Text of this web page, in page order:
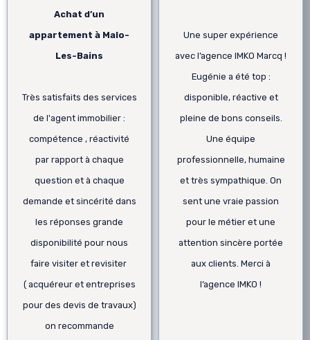
Achat d’un
appartement à Malo-
Les-Bains
Très satisfaits des services
de l'agent immobilier :
compétence , réactivité
par rapport à chaque
question et à chaque
demande et sincérité dans
les réponses grande
disponibilité pour nous
faire visiter et revisiter
( acquéreur et entreprises
pour des devis de travaux)
on recommande
Une super expérience
avec l’agence IMKO Marcq !
Eugénie a été top :
disponible, réactive et
pleine de bons conseils.
Une équipe
professionnelle, humaine
et très sympathique. On
sent une vraie passion
pour le métier et une
attention sincère portée
aux clients. Merci à
l’agence IMKO !